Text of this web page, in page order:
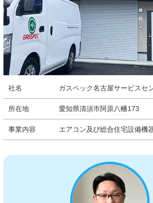
社名 ガスペック名古屋サービスセ
所在地 愛知県清須市阿原八幡173
事業内容 エアコン及び総合住宅設備機